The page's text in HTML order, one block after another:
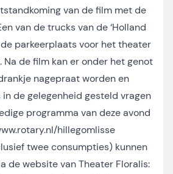
van de film met de
van de trucks van de ‘Holland
de parkeerplaats voor het theater
Na de film kan er onder het genot
nagepraat worden en
de gelegenheid gesteld vragen
programma van deze avond
hillegomlisse
twee consumpties) kunnen
de website van Theater Floralis: